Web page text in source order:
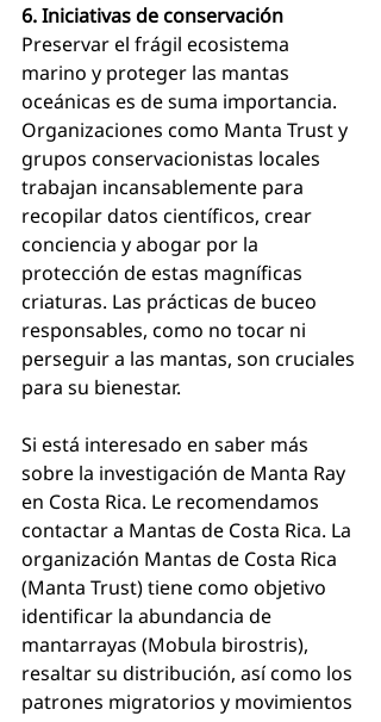
6. Iniciativas de conservación
Preservar el frágil ecosistema
marino y proteger las mantas
oceánicas es de suma importancia.
Organizaciones como Manta Trust y
grupos conservacionistas locales
trabajan incansablemente para
recopilar datos científicos, crear
conciencia y abogar por la
protección de estas magníficas
criaturas. Las prácticas de buceo
responsables, como no tocar ni
perseguir a las mantas, son cruciales
para su bienestar.
Si está interesado en saber más
sobre la investigación de Manta Ray
en Costa Rica. Le recomendamos
contactar a Mantas de Costa Rica. La
organización Mantas de Costa Rica
(Manta Trust) tiene como objetivo
identificar la abundancia de
mantarrayas (Mobula birostris),
resaltar su distribución, así como los
patrones migratorios y movimientos